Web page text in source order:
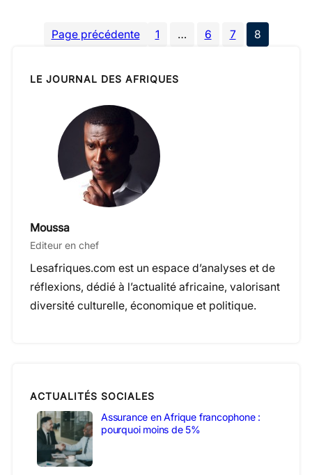
Page précédente 1 … 6 7 8
LE JOURNAL DES AFRIQUES
Moussa
Editeur en chef
Lesafriques.com est un espace d’analyses et de
réflexions, dédié à l’actualité africaine, valorisant
diversité culturelle, économique et politique.
ACTUALITÉS SOCIALES
Assurance en Afrique francophone :
pourquoi moins de 5%